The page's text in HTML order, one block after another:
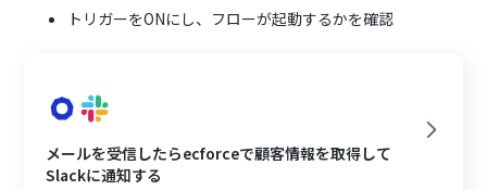
トリガーをONにし、フローが起動するかを確認
メールを受信したらecforceで顧客情報を取得して
Slackに通知する